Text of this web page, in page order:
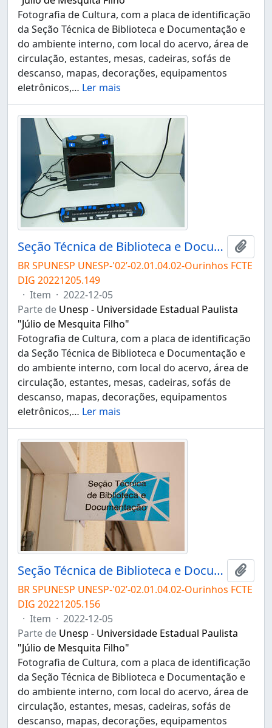
Fotografia de Cultura, com a placa de identificação
da Seção Técnica de Biblioteca e Documentação e
do ambiente interno, com local do acervo, área de
circulação, estantes, mesas, cadeiras, sofás de
descanso, mapas, decorações, equipamentos
eletrônicos,… Ler mais
Seção Técnica de Biblioteca e Documentação do Campus de Ourinhos
BR SPUNESP UNESP-'02’-02.01.04.02-Ourinhos FCTE
DIG 20221205.149
· Item · 2022-12-05
Parte de Unesp - Universidade Estadual Paulista
"Júlio de Mesquita Filho"
Fotografia de Cultura, com a placa de identificação
da Seção Técnica de Biblioteca e Documentação e
do ambiente interno, com local do acervo, área de
circulação, estantes, mesas, cadeiras, sofás de
descanso, mapas, decorações, equipamentos
eletrônicos,… Ler mais
Seção Técnica de Biblioteca e Documentação do Campus de Ourinhos
BR SPUNESP UNESP-'02’-02.01.04.02-Ourinhos FCTE
DIG 20221205.156
· Item · 2022-12-05
Parte de Unesp - Universidade Estadual Paulista
"Júlio de Mesquita Filho"
Fotografia de Cultura, com a placa de identificação
da Seção Técnica de Biblioteca e Documentação e
do ambiente interno, com local do acervo, área de
circulação, estantes, mesas, cadeiras, sofás de
descanso, mapas, decorações, equipamentos